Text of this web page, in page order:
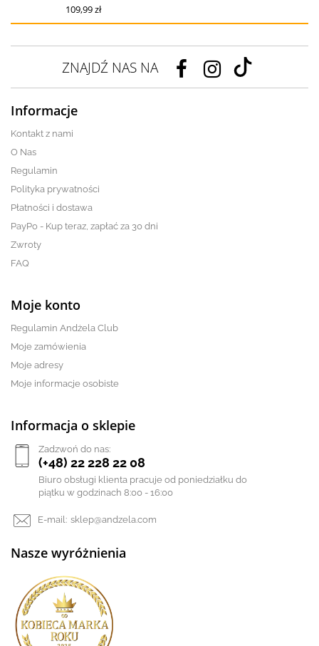
109,99 zł
ZNAJDŹ NAS NA
Informacje
Kontakt z nami
O Nas
Regulamin
Polityka prywatności
Płatności i dostawa
PayPo - Kup teraz, zapłać za 30 dni
Zwroty
FAQ
Moje konto
Regulamin Andżela Club
Moje zamówienia
Moje adresy
Moje informacje osobiste
Informacja o sklepie
Zadzwoń do nas:
(+48) 22 228 22 08
Biuro obsługi klienta pracuje od poniedziałku do
piątku w godzinach 8:00 - 16:00
E-mail: sklep@andzela.com
Nasze wyróżnienia